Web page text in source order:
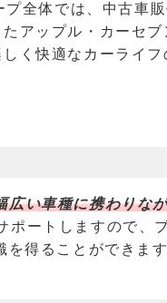
全体では、中古車
アップル・カーセ
く快適なカーライフ
い車種に携わりな
ポートしますので、
を得ることができま